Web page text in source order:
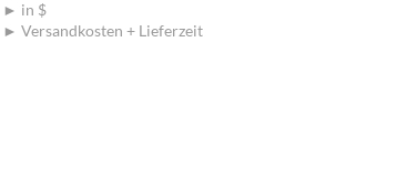
► in $
► Versandkosten + Lieferzeit